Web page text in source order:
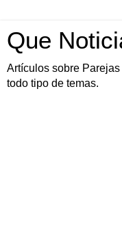
Que
Artículos sobre
todo tipo de temas.